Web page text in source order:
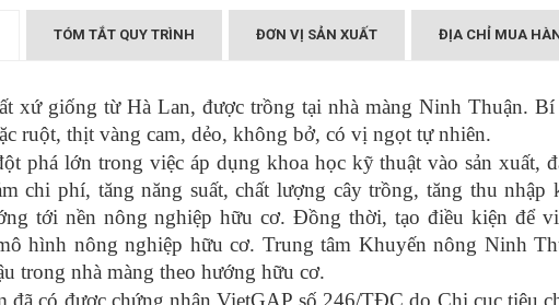
TÓM TẮT QUY TRÌNH ĐƠN VỊ SẢN XUẤT ĐỊA CHỈ MUA
xứ giống từ Hà Lan, được trồng tại nhà màng Ninh Thuận.
ruột, thịt vàng cam, dẻo, không bở, có vị ngọt tự nhiên.
phá lớn trong việc áp dụng khoa học kỹ thuật vào sản xuất,
chi phí, tăng năng suất, chất lượng cây trồng, tăng thu nhập
tới nền nông nghiệp hữu cơ. Đồng thời, tạo điều kiện để
hình nông nghiệp hữu cơ. Trung tâm Khuyến nông Ninh
trong nhà màng theo hướng hữu cơ.
đã có được chứng nhận VietGAP số 246/TĐC do Chi cục tiêu
BÍ HẠT ĐẬU
40.000